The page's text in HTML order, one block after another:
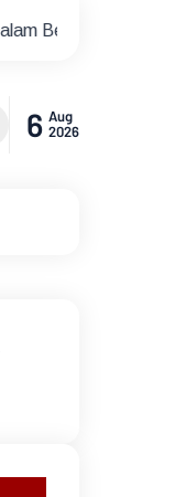
Garda Satu NTB
6 Aug
2026